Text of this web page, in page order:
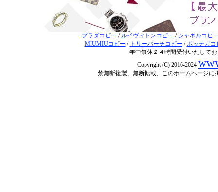
プラダコピー / ルイヴィトンコピー / シャネルコピ
MIUMIUコピー / トリーバーチコピー /ボッテガコ
年中無休２４時間受付いたして
Copyright (C) 2016-2024
禁無断複製、無断転載、このホームページ